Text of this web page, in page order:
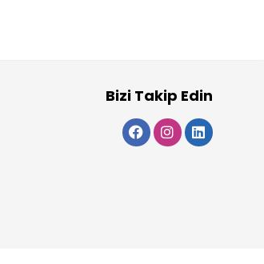
Bizi Takip Edin